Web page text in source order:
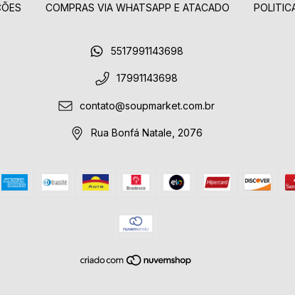
COMPRAS VIA WHATSAPP E ATACADO
5517991143698
17991143698
contato@soupmarket.com.br
Rua Bonfá Natale, 2076